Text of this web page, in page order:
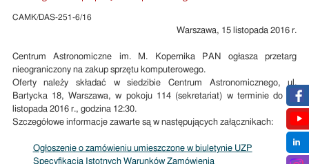
CAMK/DAS-251-6/16
Warszawa, 15 listopada 2016 r.
Centrum Astronomiczne im. M. Kopernika PAN ogłasza przetarg
nieograniczony na zakup sprzętu komputerowego.
Oferty należy składać w siedzibie Centrum Astronomicznego, ul.
Bartycka 18, Warszawa, w pokoju 114 (sekretariat) w terminie do 23
listopada 2016 r., godzina 12:30.
Szczegółowe informacje zawarte są w następujących załącznikach:
Ogłoszenie o zamówieniu umieszczone w biuletynie UZP
Specyfikacja Istotnych Warunków Zamówienia